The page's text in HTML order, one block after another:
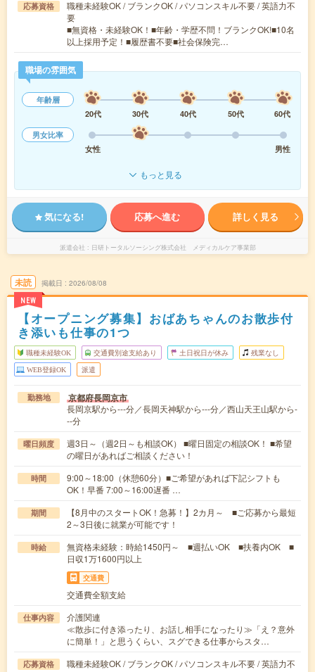
応募資格
職種未経験OK / ブランクOK / パソコンスキル不要 / 英語力不
要
■無資格・未経験OK！■年齢・学歴不問！ブランクOK!■10名
以上採用予定！■履歴書不要■社会保険完…
職場の雰囲気
年齢層
20代
30代 40代 50代
60代
男女比率
女性
男性
もっと見る
気になる! 応募へ進む 詳しく見る
派遣会社 日研トータルソーシング株式会社 メディカルケア事業部
未読
NEW
掲載日 2026/08/08
【オープニング募集】おばあちゃんのお散歩付
き添いも仕事の1つ
職種未経験OK 交通費別途支給あり 土日祝日が休み 残業なし
WEB登録OK 派遣
勤務地 京都府長岡京市
長岡京駅から---分／長岡天神駅から---分／西山天王山駅から-
--分
曜日頻度
週3日～（週2日～も相談OK） ■曜日固定の相談OK！ ■希望
の曜日があればご相談ください！
時間
9:00～18:00（休憩60分）■ご希望があれば下記シフトも
OK！早番 7:00～16:00遅番 …
期間
【8月中のスタートOK！急募！】2カ月～ ■ご応募から最短
2～3日後に就業が可能です！
時給
無資格未経験：時給1450円～ ■週払いOK ■扶養内OK ■
日収1万1600円以上
交通費
交通費全額支給
仕事内容
介護関連
≪散歩に付き添ったり、お話し相手になったり≫「え？意外
に簡単！」と思うくらい、スグできる仕事からスタ…
応募資格
職種未経験OK / ブランクOK / パソコンスキル不要 / 英語力不